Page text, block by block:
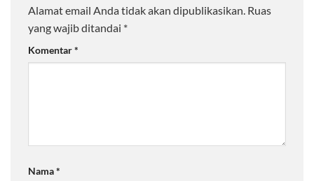
Alamat email Anda tidak akan dipublikasikan. Ruas
yang wajib ditandai *
Komentar*
Nama*